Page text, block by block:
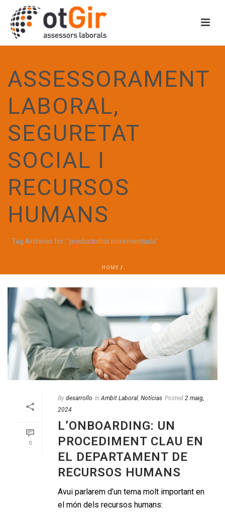
ASSESSORAMENT
LABORAL,
SEGURETAT
SOCIAL I
RECURSOS
HUMANS
Tag Archives for: "productivitat incrementada"
HOME /
0
By desarrollo In Ambit Laboral Notícias Posted 2 maig,
2024
L’ONBOARDING: UN
PROCEDIMENT CLAU EN
EL DEPARTAMENT DE
RECURSOS HUMANS
Avui parlarem d’un tema molt important en
el món dels recursos humans: